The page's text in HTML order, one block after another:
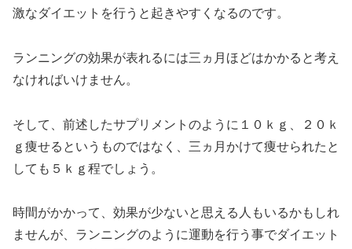
激なダイエットを行うと起きやすくなるのです。
ランニングの効果が表れるには三ヵ月ほどはかかると考え
なければいけません。
そして、前述したサプリメントのように１０ｋｇ、２０ｋ
ｇ痩せるというものではなく、三ヵ月かけて痩せられたと
しても５ｋｇ程でしょう。
時間がかかって、効果が少ないと思える人もいるかもしれ
ませんが、ランニングのように運動を行う事でダイエット